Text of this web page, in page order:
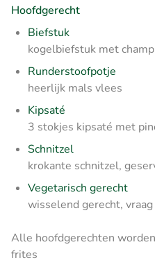
Hoofdgerecht
Biefstuk
kogelbiefstuk met
Runderstoofpotje
heerlijk mals vlees
Kipsaté
3 stokjes kipsaté met
Schnitzel
krokante schnitzel,
Vegetarisch gerecht
wisselend gerecht,
Alle hoofdgerechten
frites